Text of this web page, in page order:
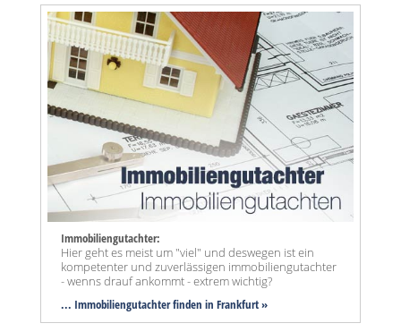
Immobiliengutachter:
Hier geht es meist um "viel" und deswegen ist ein
kompetenter und zuverlässigen immobiliengutachter
- wenns drauf ankommt - extrem wichtig?
... Immobiliengutachter finden in Frankfurt »